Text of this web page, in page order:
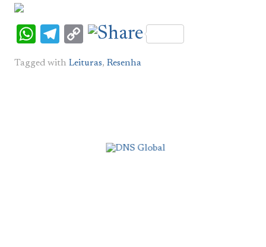
WhatsApp
Telegram
Copy
Tagged with Leituras, Resenha